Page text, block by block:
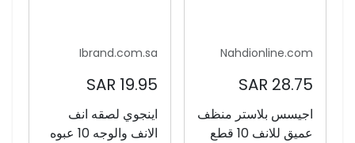
Nahdionline.com
28.75 SAR
اجيسس بلاستر منظف
عميق للانف 10 قطع
Ibrand.com.sa
19.95 SAR
اينجوي لصقه انف
الانف والوجه 10 عبوه